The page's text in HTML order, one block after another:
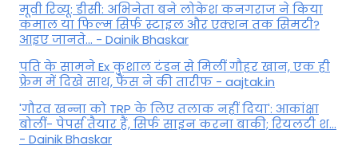
मूवी रिव्यू: डीसी: अभिनेता बने लोकेश कनगराज ने किया
कमाल या फिल्म सिर्फ स्टाइल और एक्शन तक सिमटी?
आइए जानते... - Dainik Bhaskar
पति के सामने Ex कुशाल टंडन से मिलीं गौहर खान, एक ही
फ्रेम में दिखे साथ, फैंस ने की तारीफ - aajtak.in
'गौरव खन्ना को TRP के लिए तलाक नहीं दिया': आकांक्षा
बोलीं- पेपर्स तैयार हैं, सिर्फ साइन करना बाकी; रियलटी श...
- Dainik Bhaskar